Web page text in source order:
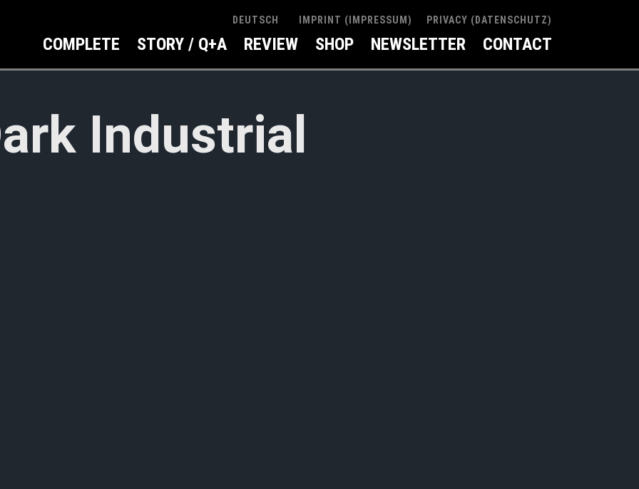
DEUTSCH IMPRINT (IMPRESSUM) PRIVACY (DATENSCHUTZ)
COMPLETE STORY / Q+A REVIEW SHOP NEWSLETTER CONTACT
Industrial